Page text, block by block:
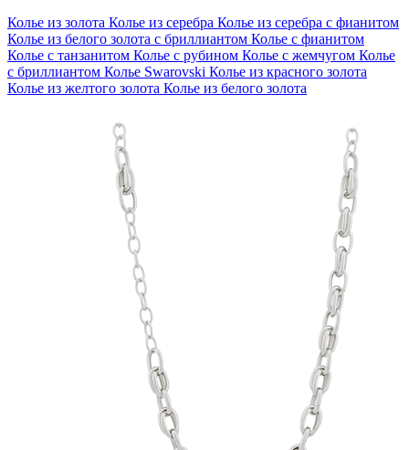
Колье из золота Колье из серебра Колье из серебра с фианитом
Колье из белого золота с бриллиантом Колье с фианитом
Колье с танзанитом Колье с рубином Колье с жемчугом Колье
с бриллиантом Колье Swarovski Колье из красного золота
Колье из желтого золота Колье из белого золота